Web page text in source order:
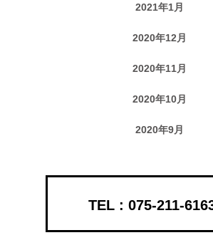
2021年1月
2020年12月
2020年11月
2020年10月
2020年9月
075-211-